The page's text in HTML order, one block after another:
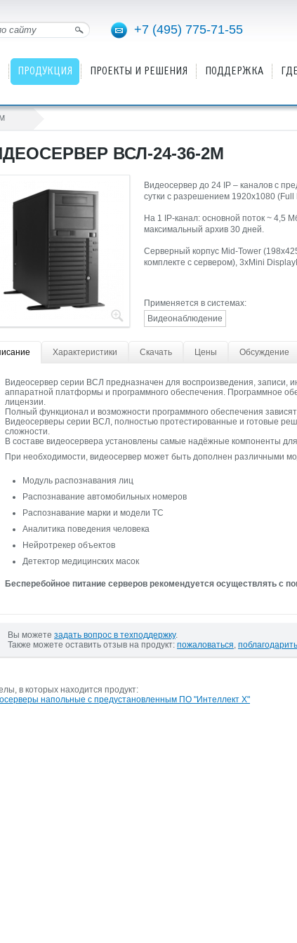
+7 (495) 775-71-55
ПРОДУКЦИЯ ПРОЕКТЫ И РЕШЕНИЯ ПОДДЕРЖКА
ВСЛ-24-36-2М
Видеосервер до 24 IP – каналов с
сутки с разрешением 1920х1080
На 1 IP-канал: основной поток ~ 4,5
максимальный архив 30 дней.
Серверный корпус Mid-Tower
комплекте с сервером), 3хMini
Применяется в системах:
Видеонаблюдение
Характеристики Скачать Цены Обсуждение
Видеосервер серии ВСЛ предназначен для воспроизведения, записи,
аппаратной платформы и программного обеспечения. Программное
лицензии.
Полный функционал и возможности программного обеспечения
Видеосерверы серии ВСЛ, полностью протестированные и готовые
сложности.
В составе видеосервера установлены самые надёжные компоненты
При необходимости, видеосервер может быть дополнен различными
Модуль распознавания лиц
Распознавание автомобильных номеров
Распознавание марки и модели ТС
Аналитика поведения человека
Нейротрекер объектов
Детектор медицинских масок
Бесперебойное питание серверов рекомендуется осуществлять с
Вы можете задать вопрос в техподдержку.
Также можете оставить отзыв на продукт: пожаловаться, поблагодарить
в которых находится продукт:
напольные с предустановленным ПО "Интеллект Х"